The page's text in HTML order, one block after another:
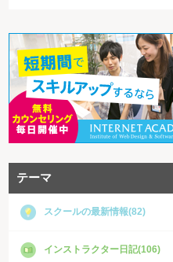
テーマ
スクールの最新情報(82)
インストラクター日記(106)